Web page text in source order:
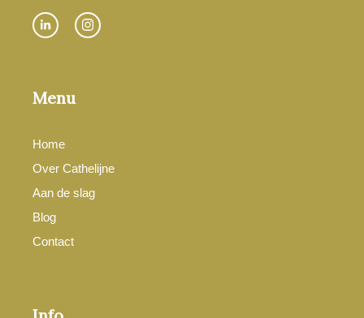
Menu
Home
Over Cathelijne
Aan de slag
Blog
Contact